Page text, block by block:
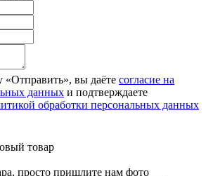
вы даёте согласие на
данных и подтверждаете
обработки персональных данных
товар
просто пришлите нам фото